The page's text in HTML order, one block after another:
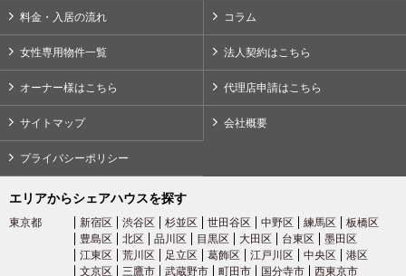
料金・入居の流れ コラム
女性専用物件一覧 法人契約はこちら
オーナー様はこちら 代理店申請はこちら
サイトマップ 会社概要
プライバシーポリシー
エリアからシェアハウスを探す
東京都 新宿区 渋谷区 杉並区 世田谷区 中野区 練馬区
板橋区
豊島区
北区 品川区 目黒区 大田区 台東区
墨田区
江東区
荒川区 足立区 葛飾区 江戸川区 中央区
港区
文京区
三鷹市 武蔵野市 町田市 国分寺市 西東京市